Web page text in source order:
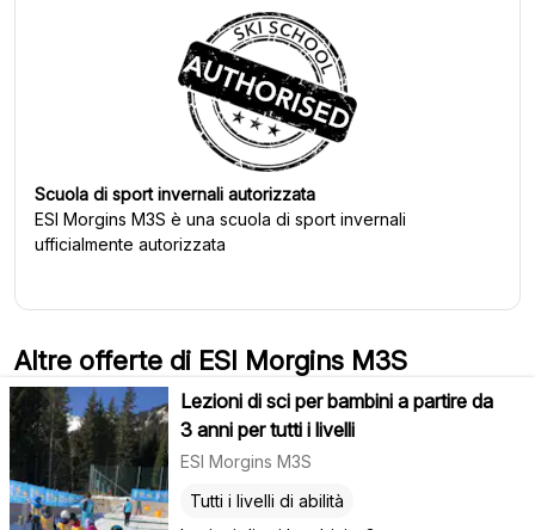
Scuola di sport invernali autorizzata
ESI Morgins M3S è una scuola di sport invernali
ufficialmente autorizzata
Altre offerte di ESI Morgins M3S
Lezioni di sci per bambini a partire da
3 anni per tutti i livelli
ESI Morgins M3S
Tutti i livelli di abilità